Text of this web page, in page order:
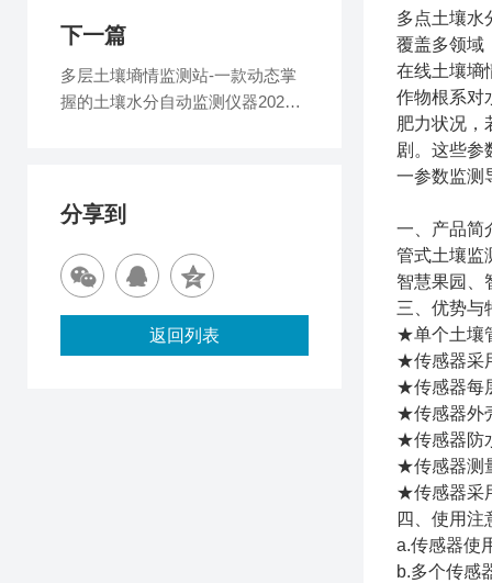
多点土壤水
覆盖多领域
在线土壤墒
作物根系对
肥力状况，
剧。这些参
一参数监测
一、产品简
管式土壤监
智慧果园、
三、优势与
★单个土壤
★传感器采
★传感器每
★传感器外
★传感器防
★传感器测
★传感器采
四、使用注
a.传感器使
b.多个传感
下一篇
多层土壤墒情监测站-一款动态掌
握的土壤水分自动监测仪器2025
分享到
返回列表